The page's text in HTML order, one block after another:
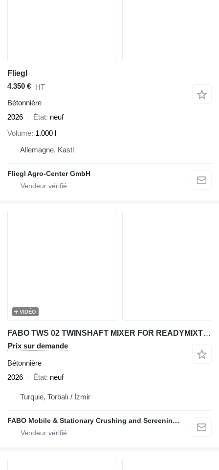
Fliegl
4.350 € HT
Bétonnière
2026
État neuf
Volume 1.000 l
Allemagne, Kastl
Fliegl Agro-Center GmbH
VIDÉO
FABO TWS 02 TWINSHAFT MIXER FOR READYMIXTURE | HIGH CAPACITY
Prix sur demande
Bétonnière
2026
État neuf
Turquie, Torbalı / İzmir
FABO Mobile & Stationary Crushing and Screening Plants | Concrete Batching Plants Manufacturer